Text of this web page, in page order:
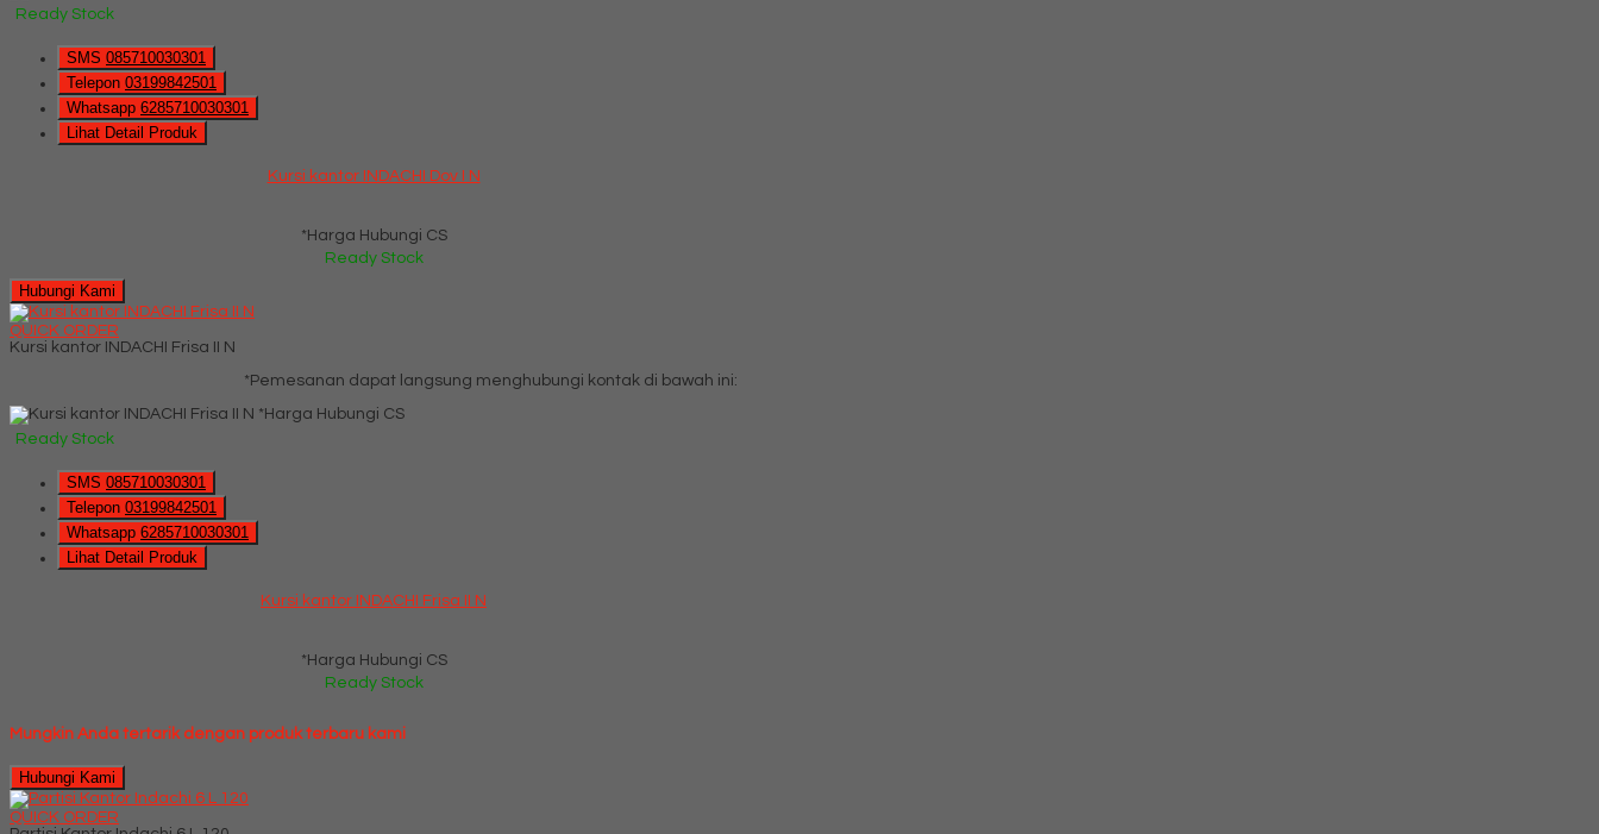
Ready Stock
SMS 085710030301
Telepon 03199842501
Whatsapp 6285710030301
Lihat Detail Produk
Kursi kantor INDACHI Dov I N
*Harga Hubungi CS
Ready Stock
Hubungi Kami
QUICK ORDER
Kursi kantor INDACHI Frisa II N
*Pemesanan dapat langsung menghubungi kontak di bawah ini:
*Harga Hubungi CS
Ready Stock
SMS 085710030301
Telepon 03199842501
Whatsapp 6285710030301
Lihat Detail Produk
Kursi kantor INDACHI Frisa II N
*Harga Hubungi CS
Ready Stock
Mungkin Anda tertarik dengan produk terbaru kami
Hubungi Kami
QUICK ORDER